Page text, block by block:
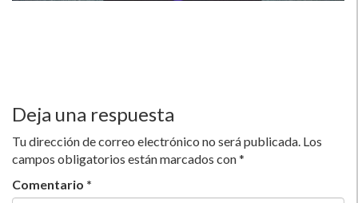
Deja una respuesta
Tu dirección de correo electrónico no será publicada. Los
campos obligatorios están marcados con*
Comentario *